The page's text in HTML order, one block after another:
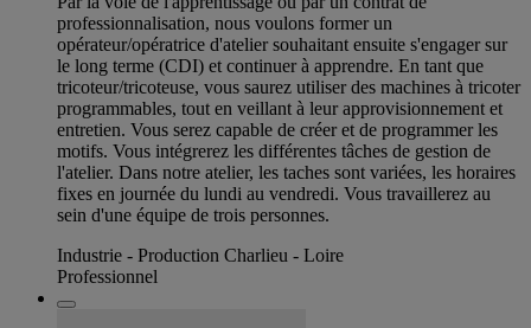
professionnalisation, nous voulons former un
opérateur/opératrice d'atelier souhaitant ensuite s'engager sur
le long terme (CDI) et continuer à apprendre. En tant que
tricoteur/tricoteuse, vous saurez utiliser des machines à tricoter
programmables, tout en veillant à leur approvisionnement et
entretien. Vous serez capable de créer et de programmer les
motifs. Vous intégrerez les différentes tâches de gestion de
l'atelier. Dans notre atelier, les taches sont variées, les horaires
fixes en journée du lundi au vendredi. Vous travaillerez au
sein d'une équipe de trois personnes.
Industrie - Production Charlieu - Loire
Professionnel